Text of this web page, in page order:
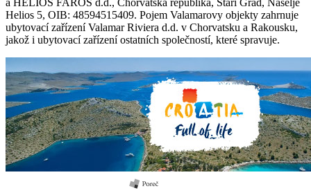
Helios 5, OIB: 48594515409. Pojem Valamarovy objekty zahrnuje
ubytovací zařízení Valamar Riviera d.d. v Chorvatsku a Rakousku,
jakož i ubytovací zařízení ostatních společností, které spravuje.